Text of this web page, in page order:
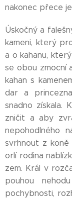
nakonec přece
Úskočný a
kameni, který
a o kahanu,
se obou zmocní
kahan s
dar a
snadno získala.
zničit a aby
nepohodlného
svrhnout z
orlí rodina
zem. Král v
pouhou
pochybnosti,